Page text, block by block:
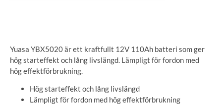
Yuasa YBX5020 är ett kraftfullt 12V 110Ah batteri som ger
hög starteffekt och lång livslängd. Lämpligt för fordon med
hög effektförbrukning.
Hög starteffekt och lång livslängd
Lämpligt för fordon med hög effektförbrukning